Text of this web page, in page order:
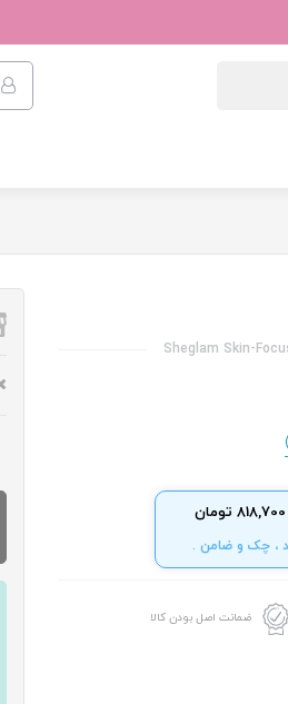
Sheglam Skin-
818,700 تومان
ضمانت اصل بودن کالا